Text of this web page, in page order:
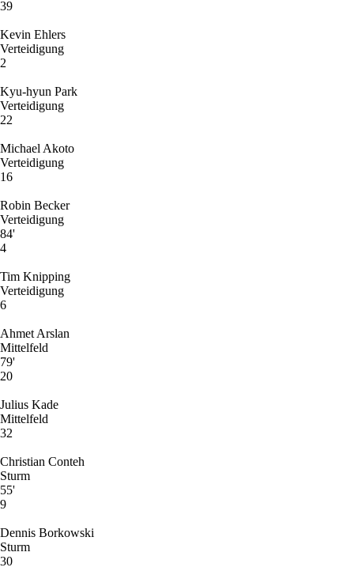
39
Kevin Ehlers
Verteidigung
2
Kyu-hyun Park
Verteidigung
22
Michael Akoto
Verteidigung
16
Robin Becker
Verteidigung
84'
4
Tim Knipping
Verteidigung
6
Ahmet Arslan
Mittelfeld
79'
20
Julius Kade
Mittelfeld
32
Christian Conteh
Sturm
55'
9
Dennis Borkowski
Sturm
30